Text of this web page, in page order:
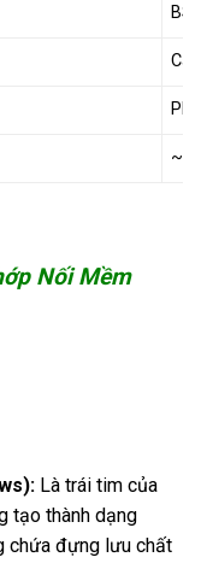
~
Nối Mềm
Là trái tim của
tạo thành dạng
chứa đựng lưu chất